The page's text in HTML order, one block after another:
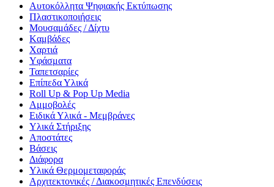
Αυτοκόλλητα Ψηφιακής Εκτύπωσης
Πλαστικοποιήσεις
Μουσαμάδες / Δίχτυ
Kαμβάδες
Χαρτιά
Yφάσματα
Ταπετσαρίες
Επίπεδα Υλικά
Roll Up & Pop Up Media
Αμμοβολές
Ειδικά Υλικά - Μεμβράνες
Υλικά Στήριξης
Αποστάτες
Βάσεις
Διάφορα
Υλικά Θερμομεταφοράς
Αρχιτεκτονικές / Διακοσμητικές Επενδύσεις